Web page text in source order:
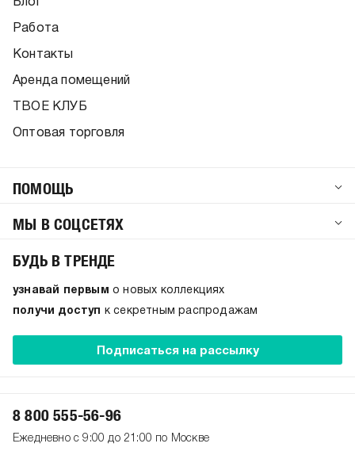
Работа
Контакты
Аренда помещений
ТВОЕ КЛУБ
Оптовая торговля
ПОМОЩЬ
МЫ В СОЦСЕТЯХ
БУДЬ В ТРЕНДЕ
узнавай первым о новых коллекциях
получи доступ к секретным распродажам
Подписаться на рассылку
8 800 555-56-96
Ежедневно с 9:00 до 21:00 по Москве